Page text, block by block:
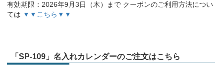
有効期限：2026年9月3日（木）まで クーポンのご利用方法につい
ては ▼▼こちら▼▼
「SP-109」名入れカレンダーのご注文はこちら